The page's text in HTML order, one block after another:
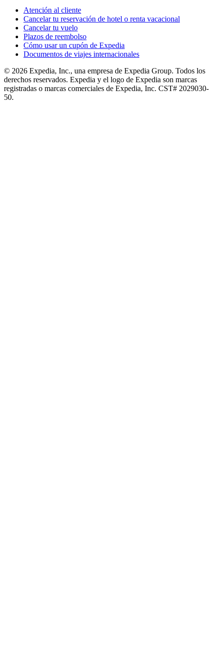
Atención al cliente
Cancelar tu reservación de hotel o renta vacacional
Cancelar tu vuelo
Plazos de reembolso
Cómo usar un cupón de Expedia
Documentos de viajes internacionales
© 2026 Expedia, Inc., una empresa de Expedia Group. Todos los
derechos reservados. Expedia y el logo de Expedia son marcas
registradas o marcas comerciales de Expedia, Inc. CST# 2029030-
50.